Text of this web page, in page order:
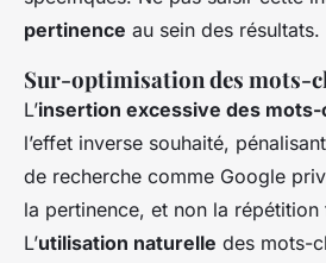
pertinence au sein des résultats.
Sur-optimisation des mots-
L’insertion excessive des mots-
l’effet inverse souhaité,
de recherche comme Google
la pertinence, et non la
L’utilisation naturelle des mots-